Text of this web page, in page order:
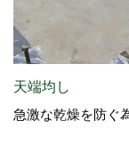
天端均し
急激な乾燥を防ぐ